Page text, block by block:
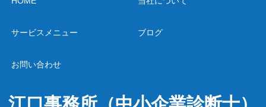
サービスメニュー ブログ
お問い合わせ